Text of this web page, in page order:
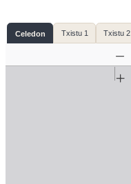
Celedon Txistu 1 Txistu 2